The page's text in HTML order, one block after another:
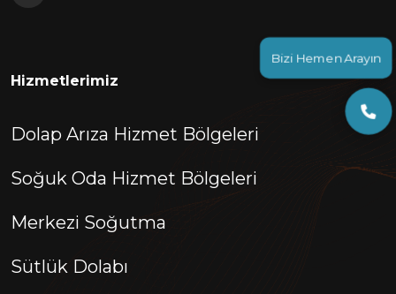
Bizi Hemen Arayın
Hizmetlerimiz
Dolap Arıza Hizmet Bölgeleri
Soğuk Oda Hizmet Bölgeleri
Merkezi Soğutma
Sütlük Dolabı